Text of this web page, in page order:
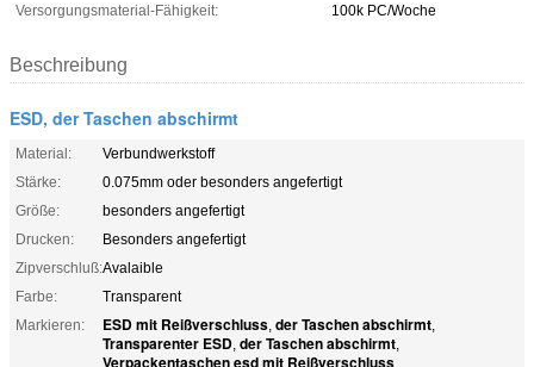
Versorgungsmaterial-Fähigkeit:
100k PC/Woche
Beschreibung
ESD, der Taschen abschirmt
Material:
Verbundwerkstoff
Stärke:
0.075mm oder besonders angefertigt
Größe:
besonders angefertigt
Drucken:
Besonders angefertigt
Zipverschluß:Avalaible
Farbe:
Transparent
Markieren:
ESD mit Reißverschluss, der Taschen abschirmt,
Transparenter ESD, der Taschen abschirmt,
Verpackentaschen esd mit Reißverschluss